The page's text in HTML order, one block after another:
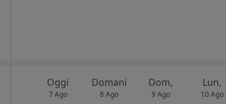
Oggi
7 Ago
Domani
8 Ago
Dom,
9 Ago
Lun,
10 Ago